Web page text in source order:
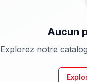
Aucun
Explorez notre